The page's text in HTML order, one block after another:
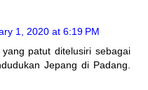
1, 2020 at 6:19 PM
patut ditelusiri sebagai
Jepang di Padang.